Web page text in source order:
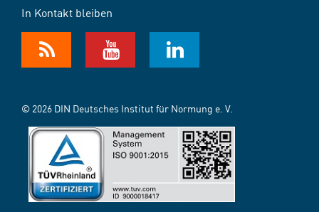
In Kontakt bleiben
© 2026 DIN Deutsches Institut für Normung e. V.